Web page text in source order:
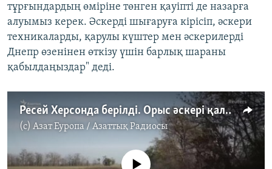
тұрғындардың өміріне төнген қауіпті де назарға
алуымыз керек. Әскерді шығаруға кірісіп, әскери
техникаларды, қарулы күштер мен әскерилерді
Днепр өзенінен өткізу үшін барлық шараны
қабылдаңыздар" деді.
Ресей Херсонда берілді. Орыс әскері қаладан "кетіп жатыр"
(c) Азат Еуропа / Азаттық Радиосы
No media source currently available